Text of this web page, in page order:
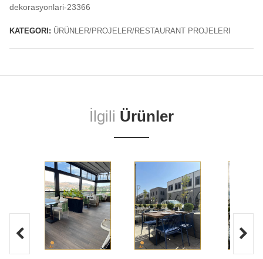
dekorasyonlari-23366
KATEGORI: ÜRÜNLER/PROJELER/RESTAURANT PROJELERI
İlgili Ürünler